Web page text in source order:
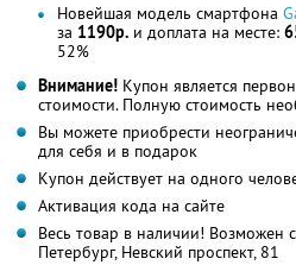
Новейшая модель смартфона
за 1190р. и доплата на месте:
52%
Внимание! Купон является
стоимости. Полную стоимость
Вы можете приобрести
для себя и в подарок
Купон действует на одного
Активация кода на сайте
Весь товар в наличии! Возможен
Петербург, Невский проспект, 81